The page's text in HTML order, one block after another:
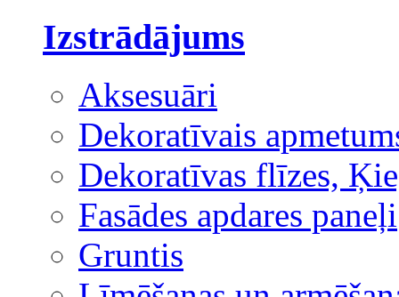
Izstrādājums
Aksesuāri
Dekoratīvais
Dekoratīvas flīzes,
Fasādes apdares paneļi
Gruntis